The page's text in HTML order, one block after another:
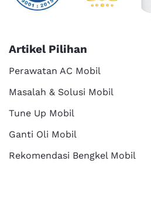
Artikel Pilihan
Perawatan AC Mobil
Masalah & Solusi Mobil
Tune Up Mobil
Ganti Oli Mobil
Rekomendasi Bengkel Mobil